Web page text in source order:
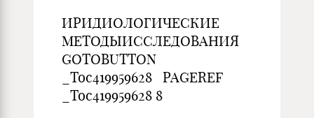
ИРИДИОЛОГИЧЕСКИЕ
GOTOBUTTON
_Toc419959628 PAGEREF
_Toc419959628 8